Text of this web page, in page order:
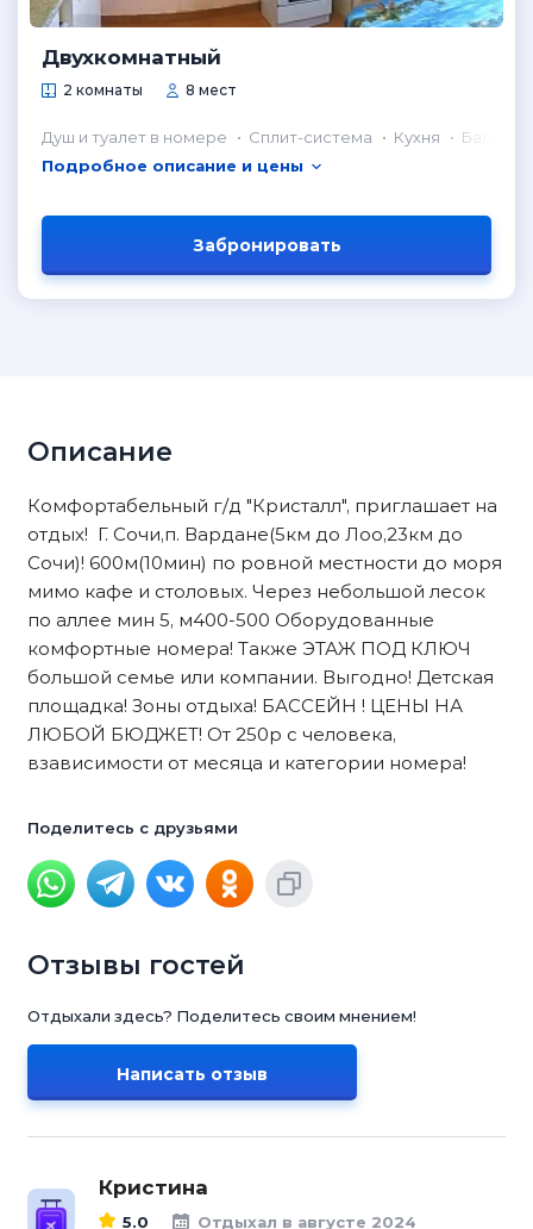
Двухкомнатный
2 комнаты 8 мест
Душ и туалет в номере Сплит-система Кухня
Балкон
Подробное описание и цены
Забронировать
Описание
Комфортабельный г/д "Кристалл", приглашает на
отдых! Г. Сочи,п. Вардане(5км до Лоо,23км до
Сочи)! 600м(10мин) по ровной местности до моря
мимо кафе и столовых. Через небольшой лесок
по аллее мин 5, м400-500 Оборудованные
комфортные номера! Также ЭТАЖ ПОД КЛЮЧ
большой семье или компании. Выгодно! Детская
площадка! Зоны отдыха! БАССЕЙН ! ЦЕНЫ НА
ЛЮБОЙ БЮДЖЕТ! От 250р с человека,
взависимости от месяца и категории номера!
Поделитесь с друзьями
Отзывы гостей
Отдыхали здесь? Поделитесь своим мнением!
Написать отзыв
Кристина
5.0 Отдыхал в августе 2024